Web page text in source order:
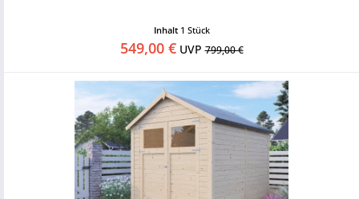
Inhalt 1 Stück
549,00 €UVP799,00 €